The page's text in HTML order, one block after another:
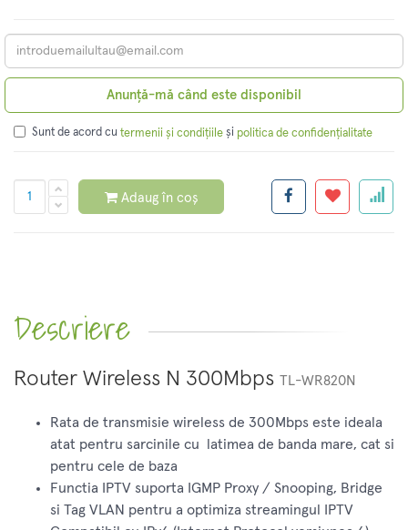
Anunță-mă când este disponibil
Sunt de acord cu termenii și condițiile și politica de confidențialitate
Adaug în coș
Descriere
Router Wireless N 300Mbps TL-WR820N
Rata de transmisie wireless de 300Mbps este ideala
atat pentru sarcinile cu latimea de banda mare, cat si
pentru cele de baza
Functia IPTV suporta IGMP Proxy / Snooping, Bridge
si Tag VLAN pentru a optimiza streamingul IPTV